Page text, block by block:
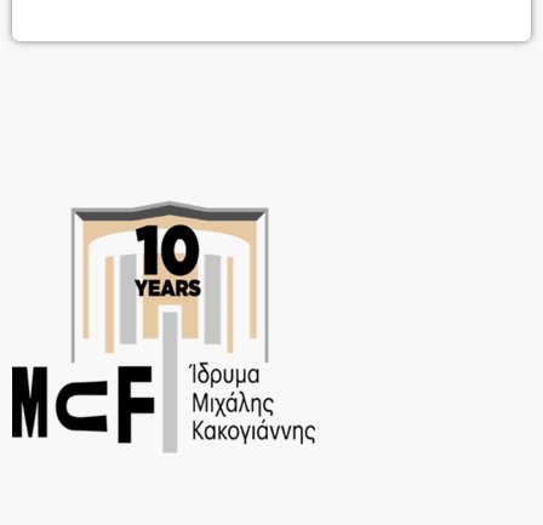
της παράστασης και χορέψτε με τις μουσικές των Maria Papidaki &